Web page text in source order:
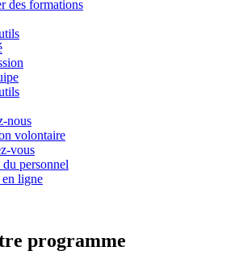
des formations
nous
volontaire
vous
personnel
ligne
programme